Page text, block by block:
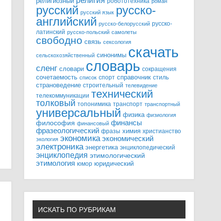
русский русский язык русско-
английский русско-белорусский русско-
латинский русско-польский самолеты
свободно связь сексология
сельскохозяйственный синонимы скачать
сленг словари словарь сокращения
сочетаемость список спорт справочник стиль
страноведение строительный телевидение
телекоммуникации технический
толковый топонимика транспорт транспортный
универсальный физика физиология
философия финансовый финансы
фразеологический фразы химия христианство
экология экономика экономический
электроника энергетика энциклопедический
энциклопедия этимологический
этимология юмор юридический
ИСКАТЬ ПО РУБРИКАМ